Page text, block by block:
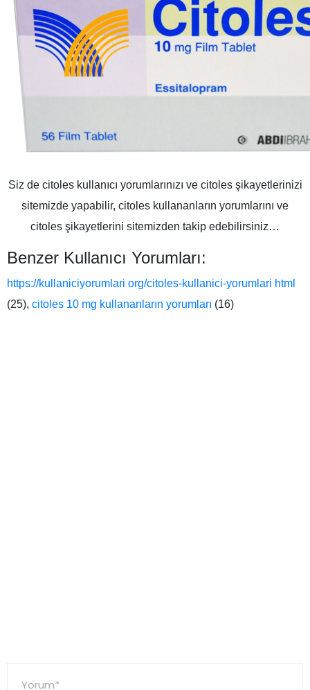
Siz de citoles kullanıcı yorumlarınızı ve citoles şikayetlerinizi
sitemizde yapabilir, citoles kullananların yorumlarını ve
citoles şikayetlerini sitemizden takip edebilirsiniz…
Benzer Kullanıcı Yorumları:
https://kullaniciyorumlari org/citoles-kullanici-yorumlari html
(25), citoles 10 mg kullananların yorumları (16)